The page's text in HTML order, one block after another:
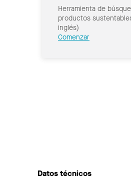
Herramienta de
productos
inglés)
Comenzar
Datos técnicos